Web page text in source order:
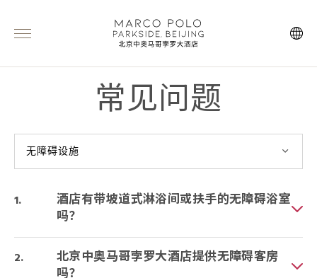
常见问题
无障碍设施
酒店有带坡道式淋浴间或扶手的无障碍浴室
吗？
北京中奥马哥孛罗大酒店提供无障碍客房
吗？